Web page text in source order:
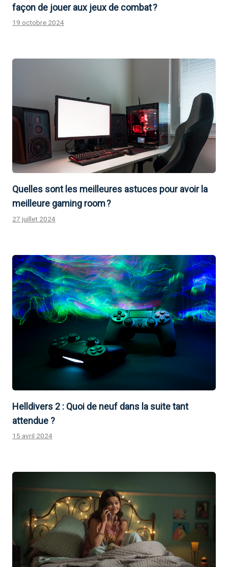
façon de jouer aux jeux de combat ?
19 octobre 2024
Quelles sont les meilleures astuces pour avoir la
meilleure gaming room ?
27 juillet 2024
Helldivers 2 : Quoi de neuf dans la suite tant
attendue ?
15 avril 2024